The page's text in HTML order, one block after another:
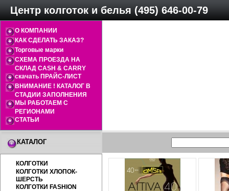
Центр колготок и белья (495) 646-00-79
О КОМПАНИИ
КАК СДЕЛАТЬ ЗАКАЗ?
Торговые марки
СХЕМА ПРОЕЗДА НА
СКЛАД CASH & CARRY
скачать ПРАЙС-ЛИСТ
ВНИМАНИЕ ! КАТАЛОГ В
СТАДИИ ЗАПОЛНЕНИЯ
МЫ РАБОТАЕМ С
РЕГИОНАМИ
СТАТЬИ
КАТАЛОГ
КОЛГОТКИ
КОЛГОТКИ ХЛОПОК-
ШЕРСТЬ
КОЛГОТКИ FASHION